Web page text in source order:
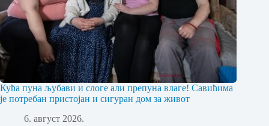
Кућа пуна љубави и слоге али препуна влаге! Савићима
је потребан пристојан и сигуран дом за живот
6. август 2026.